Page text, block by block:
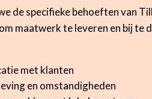
de specifieke behoeften van
maatwerk te leveren en bij te
met klanten
en omstandigheden